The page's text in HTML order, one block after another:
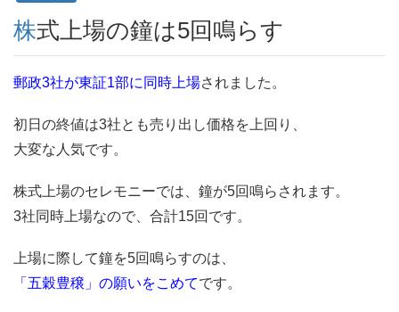
株式上場の鐘は5回鳴らす
郵政3社が東証1部に同時上場されました。
初日の終値は3社とも売り出し価格を上回り、
大変な人気です。
株式上場のセレモニーでは、鐘が5回鳴らされます。
3社同時上場なので、合計15回です。
上場に際して鐘を5回鳴らすのは、
「五穀豊穣」の願いをこめてです。